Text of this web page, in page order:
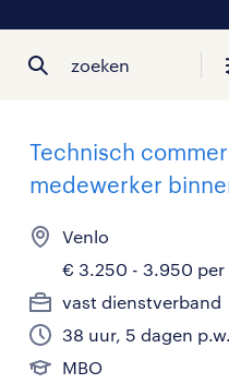
zoeken
Technisch
medewerker
Venlo
€ 3.250 - 3.950 per
vast dienstverband
38 uur, 5 dagen p.w.
MBO